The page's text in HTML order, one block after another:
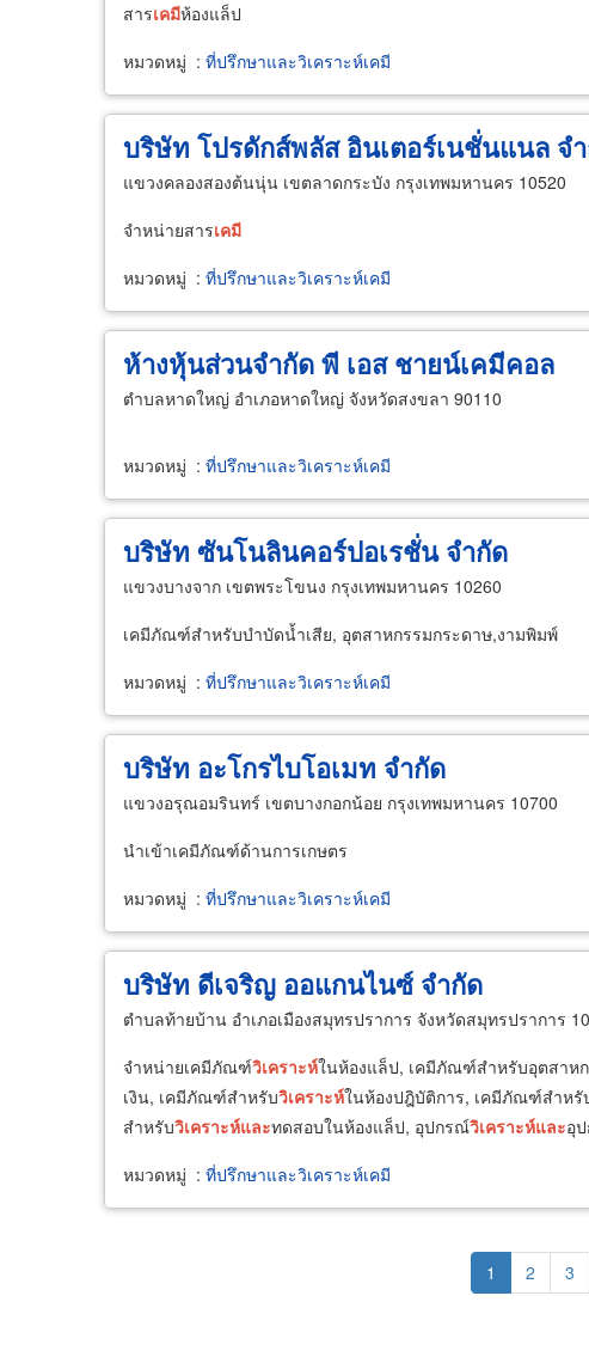
สารเคมีห้องแล็ป
หมวดหมู่ : ที่ปรึกษาและวิเคราะห์เคมี
บริษัท โปรดักส์พลัส อินเตอร์เนชั่นแนล จ
แขวงคลองสองต้นนุ่น เขตลาดกระบัง กรุงเทพมหานคร 10520
จำหน่ายสารเคมี
หมวดหมู่ : ที่ปรึกษาและวิเคราะห์เคมี
ห้างหุ้นส่วนจำกัด พี เอส ชายน์เคมีคอล
ตำบลหาดใหญ่ อำเภอหาดใหญ่ จังหวัดสงขลา 90110
หมวดหมู่ : ที่ปรึกษาและวิเคราะห์เคมี
บริษัท ซันโนลินคอร์ปอเรชั่น จำกัด
แขวงบางจาก เขตพระโขนง กรุงเทพมหานคร 10260
เคมีภัณฑ์สำหรับบำบัดน้ำเสีย, อุตสาหกรรมกระดาษ,งามพิมพ์
หมวดหมู่ : ที่ปรึกษาและวิเคราะห์เคมี
บริษัท อะโกรไบโอเมท จำกัด
แขวงอรุณอมรินทร์ เขตบางกอกน้อย กรุงเทพมหานคร 10700
นำเข้าเคมีภัณฑ์ด้านการเกษตร
หมวดหมู่ : ที่ปรึกษาและวิเคราะห์เคมี
บริษัท ดีเจริญ ออแกนไนซ์ จำกัด
ตำบลท้ายบ้าน อำเภอเมืองสมุทรปราการ จังหวัดสมุทรปราการ
จำหน่ายเคมีภัณฑ์วิเคราะห์ในห้องแล็ป, เคมีภัณฑ์สำหรับอุตสา
เงิน, เคมีภัณฑ์สำหรับวิเคราะห์ในห้องปฎิบัติการ, เคมีภัณฑ์สำห
สำหรับวิเคราะห์และทดสอบในห้องแล็ป, อุปกรณ์วิเคราะห์และอุ
หมวดหมู่ : ที่ปรึกษาและวิเคราะห์เคมี
Current
page
1 Page
2 3